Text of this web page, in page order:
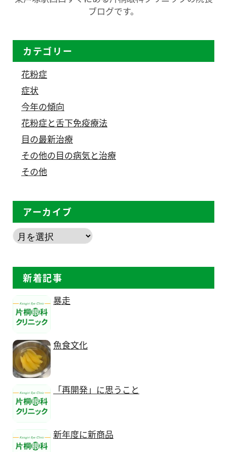
ブログです。
カテゴリー
花粉症
症状
今年の傾向
花粉症と舌下免疫療法
目の最新治療
その他の目の病気と治療
その他
アーカイブ
新着記事
暴走
魚食文化
「再開発」に思うこと
新年度に新商品